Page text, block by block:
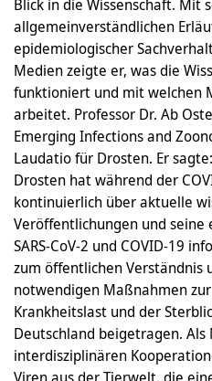
Blick in die Wissenschaft. Mit
allgemeinverständlichen
epidemiologischer
Medien zeigte er, was die
funktioniert und mit welchen
arbeitet. Professor Dr. Ab
Emerging Infections and
Laudatio für Drosten. Er
Drosten hat während der
kontinuierlich über aktuelle
Veröffentlichungen und seine
SARS-CoV-2 und COVID-19
zum öffentlichen Verständnis
notwendigen Maßnahmen
Krankheitslast und der
Deutschland beigetragen.
interdisziplinären
Viren aus der Tierwelt, die